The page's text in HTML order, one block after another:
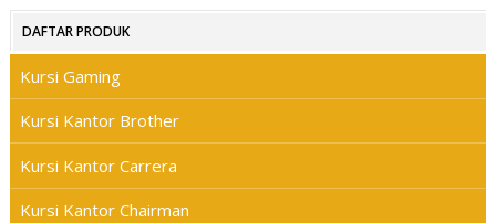
DAFTAR PRODUK
Kursi Gaming
Kursi Kantor Brother
Kursi Kantor Carrera
Kursi Kantor Chairman